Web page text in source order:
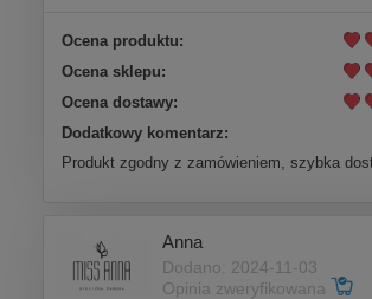
Ocena produktu:
Ocena sklepu:
Ocena dostawy:
Dodatkowy komentarz:
Produkt zgodny z zamówieniem, szybka
Anna
Dodano: 2024-11-03
Opinia zweryfikowana